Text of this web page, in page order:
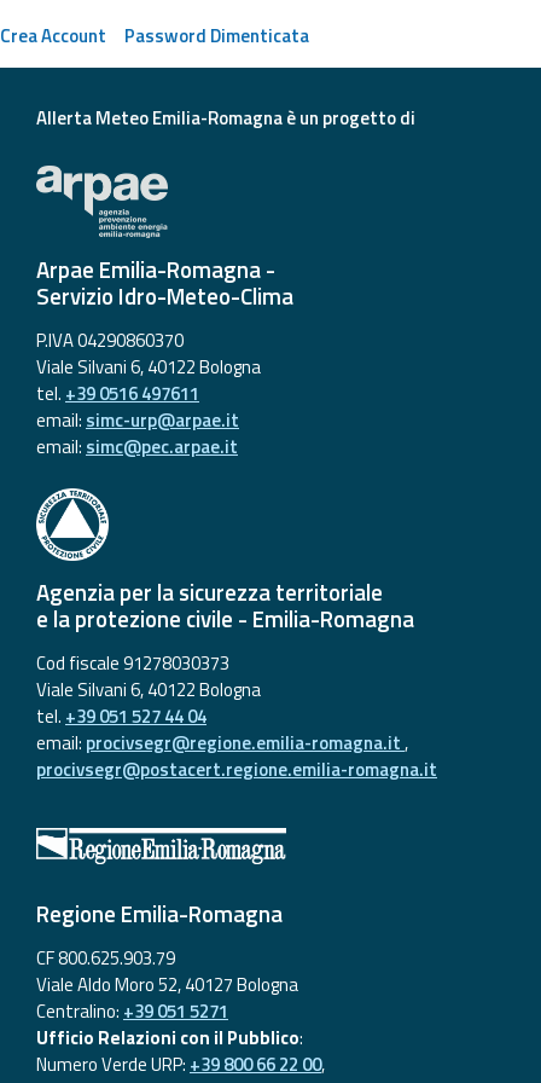
Previsioni e dati
marine
Dati osservati
Radar meteo
Strumenti
Operativi
Report
Aggiornamenti
Informazioni
utili
Domande
frequenti
sviluppatori
Allerta
Meteo
Emilia-
Romagna
Contatti
Crea Account Password Dimenticata
Allerta Meteo Emilia-Romagna è un progetto di
Arpae Emilia-Romagna -
Servizio Idro-Meteo-Clima
P.IVA 04290860370
Viale Silvani 6, 40122 Bologna
tel. +39 0516 497611
email: simc-urp@arpae.it
email: simc@pec.arpae.it
Agenzia per la sicurezza territoriale
e la protezione civile - Emilia-Romagna
Cod fiscale 91278030373
Viale Silvani 6, 40122 Bologna
tel. +39 051 527 44 04
email: procivsegr@regione.emilia-romagna.it,
procivsegr@postacert.regione.emilia-romagna.it
Regione Emilia-Romagna
CF 800.625.903.79
Viale Aldo Moro 52, 40127 Bologna
Centralino: +39 051 5271
Ufficio Relazioni con il Pubblico:
Numero Verde URP: +39 800 66 22 00,